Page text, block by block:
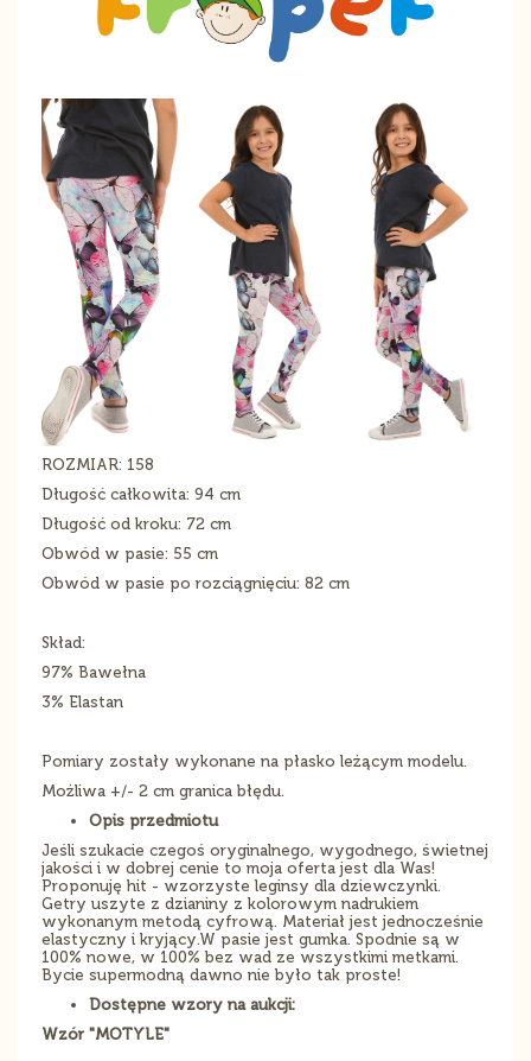
ROZMIAR: 158
Długość całkowita: 94 cm
Długość od kroku: 72 cm
Obwód w pasie: 55 cm
Obwód w pasie po rozciągnięciu: 82 cm
Skład:
97% Bawełna
3% Elastan
Pomiary zostały wykonane na płasko leżącym modelu.
Możliwa +/- 2 cm granica błędu.
Opis przedmiotu
Jeśli szukacie czegoś oryginalnego, wygodnego, świetnej
jakości i w dobrej cenie to moja oferta jest dla Was!
Proponuję hit - wzorzyste leginsy dla dziewczynki.
Getry uszyte z dzianiny z kolorowym nadrukiem
wykonanym metodą cyfrową. Materiał jest jednocześnie
elastyczny i kryjący.W pasie jest gumka. Spodnie są w
100% nowe, w 100% bez wad ze wszystkimi metkami.
Bycie supermodną dawno nie było tak proste!
Dostępne wzory na aukcji:
Wzór "MOTYLE"